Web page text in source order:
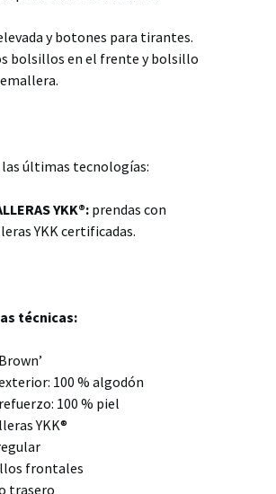
y botones para tirantes.
bolsillos en el frente y bolsillo
las últimas tecnologías:
YKK®:prendas con
YKK certificadas.
técnicas:
100 % algodón
100 % piel
YKK®
frontales
trasero